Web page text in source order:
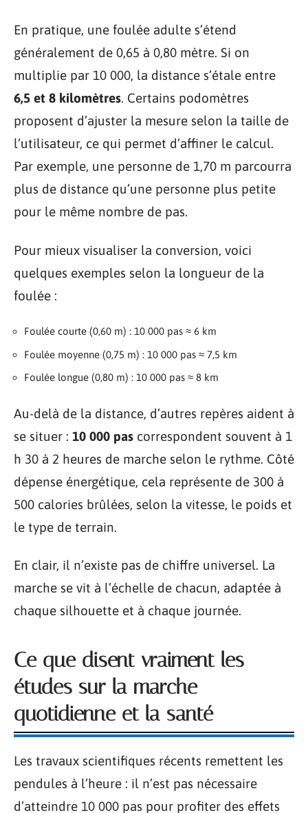
En pratique, une foulée adulte s’étend
généralement de 0,65 à 0,80 mètre. Si on
multiplie par 10 000, la distance s’étale entre
6,5 et 8 kilomètres. Certains podomètres
proposent d’ajuster la mesure selon la taille de
l’utilisateur, ce qui permet d’affiner le calcul.
Par exemple, une personne de 1,70 m parcourra
plus de distance qu’une personne plus petite
pour le même nombre de pas.
Pour mieux visualiser la conversion, voici
quelques exemples selon la longueur de la
foulée :
Foulée courte (0,60 m) : 10 000 pas ≈ 6 km
Foulée moyenne (0,75 m) : 10 000 pas ≈ 7,5 km
Foulée longue (0,80 m) : 10 000 pas ≈ 8 km
Au-delà de la distance, d’autres repères aident à
se situer : 10 000 pas correspondent souvent à 1
h 30 à 2 heures de marche selon le rythme. Côté
dépense énergétique, cela représente de 300 à
500 calories brûlées, selon la vitesse, le poids et
le type de terrain.
En clair, il n’existe pas de chiffre universel. La
marche se vit à l’échelle de chacun, adaptée à
chaque silhouette et à chaque journée.
Ce que disent vraiment les
études sur la marche
quotidienne et la santé
Les travaux scientifiques récents remettent les
pendules à l’heure : il n’est pas nécessaire
d’atteindre 10 000 pas pour profiter des effets